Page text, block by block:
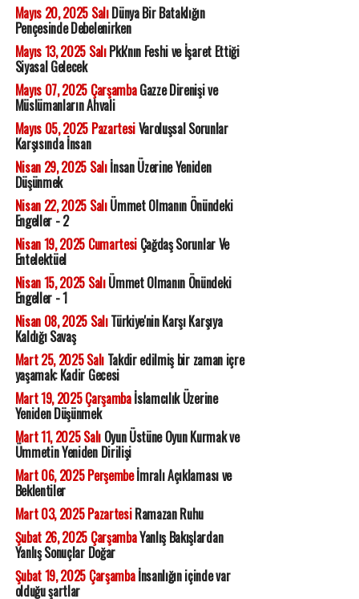
Mayıs 20, 2025 SalıDünya Bir Bataklığın
Pençesinde Debelenirken
Mayıs 13, 2025 SalıPkk'nın Feshi ve İşaret Ettiği
Siyasal Gelecek
Mayıs 07, 2025 ÇarşambaGazze Direnişi ve
Müslümanların Ahvali
Mayıs 05, 2025 PazartesiVaroluşsal Sorunlar
Karşısında İnsan
Nisan 29, 2025 Salıİnsan Üzerine Yeniden
Düşünmek
Nisan 22, 2025 SalıÜmmet Olmanın Önündeki
Engeller - 2
Nisan 19, 2025 CumartesiÇağdaş Sorunlar Ve
Entelektüel
Nisan 15, 2025 SalıÜmmet Olmanın Önündeki
Engeller - 1
Nisan 08, 2025 SalıTürkiye'nin Karşı Karşıya
Kaldığı Savaş
Mart 25, 2025 SalıTakdir edilmiş bir zaman içre
yaşamak: Kadir Gecesi
Mart 19, 2025 Çarşambaİslamcılık Üzerine
Yeniden Düşünmek
Mart 11, 2025 SalıOyun Üstüne Oyun Kurmak ve
Ümmetin Yeniden Dirilişi
Mart 06, 2025 Perşembeİmralı Açıklaması ve
Beklentiler
Mart 03, 2025 PazartesiRamazan Ruhu
Şubat 26, 2025 ÇarşambaYanlış Bakışlardan
Yanlış Sonuçlar Doğar
Şubat 19, 2025 Çarşambaİnsanlığın içinde var
olduğu şartlar